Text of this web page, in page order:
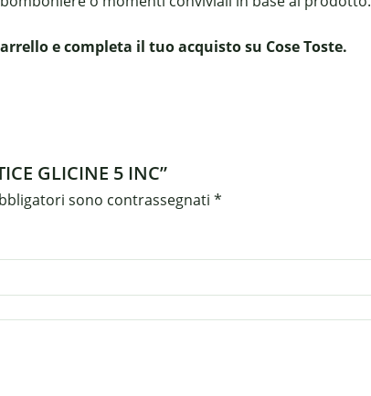
e completa il tuo acquisto su Cose Toste.
GLICINE 5 INC”
sono contrassegnati *